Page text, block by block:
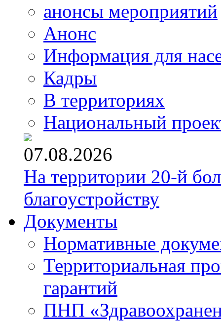
анонсы мероприятий
Анонс
Информация для
Кадры
В территориях
Национальный
07.08.2026
На территории 20-й
благоустройству
Документы
Нормативные
Территориальная
гарантий
ПНП